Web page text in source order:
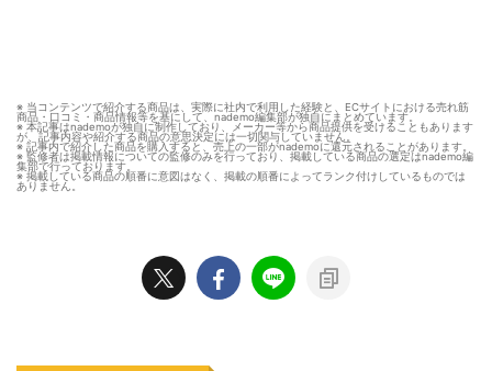
※ 当コンテンツで紹介する商品は、実際に社内で利用した経験と、ECサイトにおける売れ筋
商品・口コミ・商品情報等を基にして、nademo編集部が独自にまとめています。
※ 本記事はnademoが独自に制作しており、メーカー等から商品提供を受けることもあります
が、記事内容や紹介する商品の意思決定には一切関与していません。
※ 記事内で紹介した商品を購入すると、売上の一部がnademoに還元されることがあります。
※ 監修者は掲載情報についての監修のみを行っており、掲載している商品の選定はnademo編
集部で行っております。
※ 掲載している商品の順番に意図はなく、掲載の順番によってランク付けしているものでは
ありません。